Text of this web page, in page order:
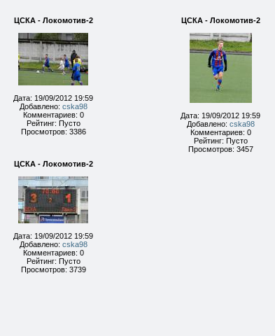
ЦСКА - Локомотив-2
Дата: 19/09/2012 19:59
Добавлено: cska98
Комментариев: 0
Рейтинг: Пусто
Просмотров: 3386
ЦСКА - Локомотив-2
Дата: 19/09/2012 19:59
Добавлено: cska98
Комментариев: 0
Рейтинг: Пусто
Просмотров: 3457
ЦСКА - Локомотив-2
Дата: 19/09/2012 19:59
Добавлено: cska98
Комментариев: 0
Рейтинг: Пусто
Просмотров: 3739